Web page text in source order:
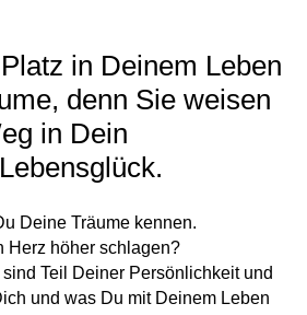
in Deinem Leben
denn Sie weisen
in Dein
Deine Träume kennen.
Herz höher schlagen?
Teil Deiner Persönlichkeit und
und was Du mit Deinem Leben